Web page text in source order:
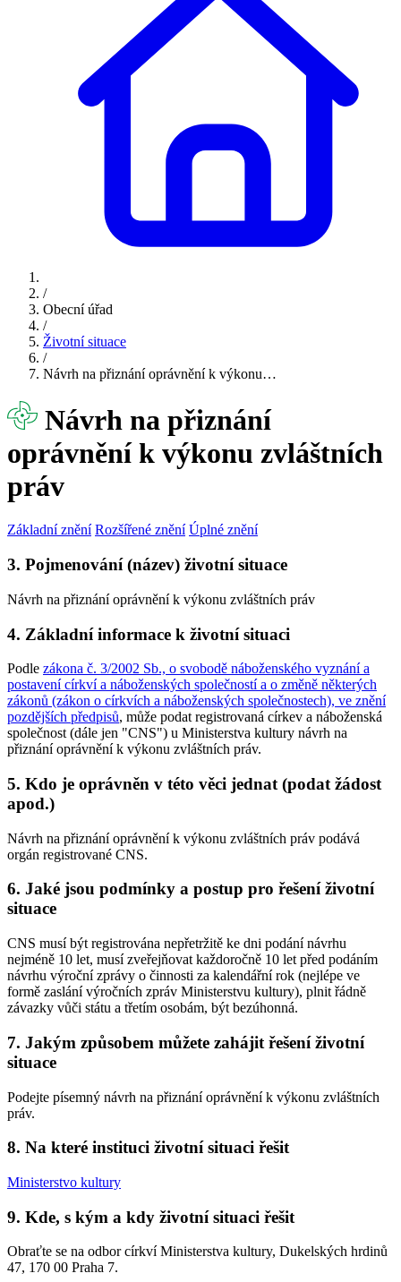
/
Obecní úřad
/
Životní situace
/
Návrh na přiznání oprávnění k výkonu…
Návrh na přiznání
oprávnění k výkonu zvláštních
práv
Základní znění Rozšířené znění Úplné znění
3. Pojmenování (název) životní situace
Návrh na přiznání oprávnění k výkonu zvláštních práv
4. Základní informace k životní situaci
Podle zákona č. 3/2002 Sb., o svobodě náboženského vyznání a
postavení církví a náboženských společností a o změně některých
zákonů (zákon o církvích a náboženských společnostech), ve znění
pozdějších předpisů, může podat registrovaná církev a náboženská
společnost (dále jen "CNS") u Ministerstva kultury návrh na
přiznání oprávnění k výkonu zvláštních práv.
5. Kdo je oprávněn v této věci jednat (podat žádost
apod.)
Návrh na přiznání oprávnění k výkonu zvláštních práv podává
orgán registrované CNS.
6. Jaké jsou podmínky a postup pro řešení životní
situace
CNS musí být registrována nepřetržitě ke dni podání návrhu
nejméně 10 let, musí zveřejňovat každoročně 10 let před podáním
návrhu výroční zprávy o činnosti za kalendářní rok (nejlépe ve
formě zaslání výročních zpráv Ministerstvu kultury), plnit řádně
závazky vůči státu a třetím osobám, být bezúhonná.
7. Jakým způsobem můžete zahájit řešení životní
situace
Podejte písemný návrh na přiznání oprávnění k výkonu zvláštních
práv.
8. Na které instituci životní situaci řešit
Ministerstvo kultury
9. Kde, s kým a kdy životní situaci řešit
Obraťte se na odbor církví Ministerstva kultury, Dukelských hrdinů
47, 170 00 Praha 7.